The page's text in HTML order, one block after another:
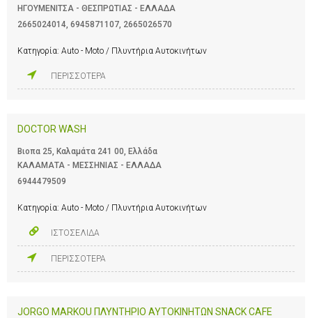
ΗΓΟΥΜΕΝΙΤΣΑ - ΘΕΣΠΡΩΤΙΑΣ - ΕΛΛΑΔΑ
2665024014, 6945871107, 2665026570
Κατηγορία: Auto - Moto / Πλυντήρια Αυτοκινήτων
ΠΕΡΙΣΣΟΤΕΡΑ
DOCTOR WASH
Βιοπα 25, Καλαμάτα 241 00, Ελλάδα
ΚΑΛΑΜΑΤΑ - ΜΕΣΣΗΝΙΑΣ - ΕΛΛΑΔΑ
6944479509
Κατηγορία: Auto - Moto / Πλυντήρια Αυτοκινήτων
ΙΣΤΟΣΕΛΙΔΑ
ΠΕΡΙΣΣΟΤΕΡΑ
JORGO MARKOU ΠΛΥΝΤΗΡΙΟ ΑΥΤΟΚΙΝΗΤΩΝ SNACK CAFE